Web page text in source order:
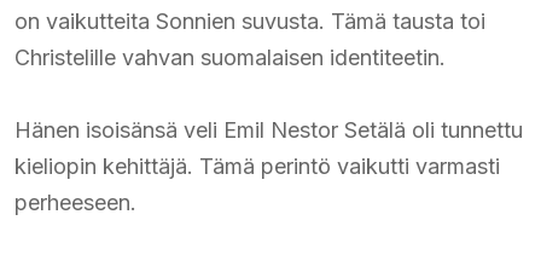
on vaikutteita Sonnien suvusta. Tämä tausta toi
Christelille vahvan suomalaisen identiteetin.
Hänen isoisänsä veli Emil Nestor Setälä oli tunnettu
kieliopin kehittäjä. Tämä perintö vaikutti varmasti
perheeseen.